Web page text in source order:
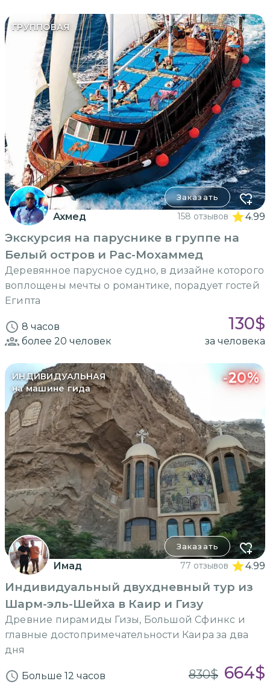
ГРУППОВАЯ
Заказать
Ахмед 158 отзывов 4.99
Экскурсия на паруснике в группе на
Белый остров и Рас-Мохаммед
Деревянное парусное судно, в дизайне которого
воплощены мечты о романтике, порадует гостей
Египта
8 часов 130$
более 20 человек за человека
ИНДИВИДУАЛЬНАЯ
на машине гида
-20%
Заказать
Имад 77 отзывов 4.99
Индивидуальный двухдневный тур из
Шарм-эль-Шейха в Каир и Гизу
Древние пирамиды Гизы, Большой Сфинкс и
главные достопримечательности Каира за два
дня
Больше 12 часов 830$ 664$